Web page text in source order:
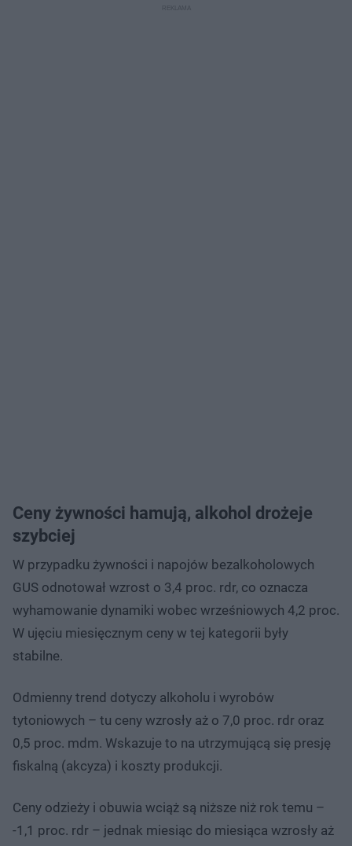
Ceny żywności hamują, alkohol drożeje
szybciej
W przypadku żywności i napojów bezalkoholowych
GUS odnotował wzrost o 3,4 proc. rdr, co oznacza
wyhamowanie dynamiki wobec wrześniowych 4,2 proc.
W ujęciu miesięcznym ceny w tej kategorii były
stabilne.
Odmienny trend dotyczy alkoholu i wyrobów
tytoniowych – tu ceny wzrosły aż o 7,0 proc. rdr oraz
0,5 proc. mdm. Wskazuje to na utrzymującą się presję
fiskalną (akcyza) i koszty produkcji.
Ceny odzieży i obuwia wciąż są niższe niż rok temu –
-1,1 proc. rdr – jednak miesiąc do miesiąca wzrosły aż